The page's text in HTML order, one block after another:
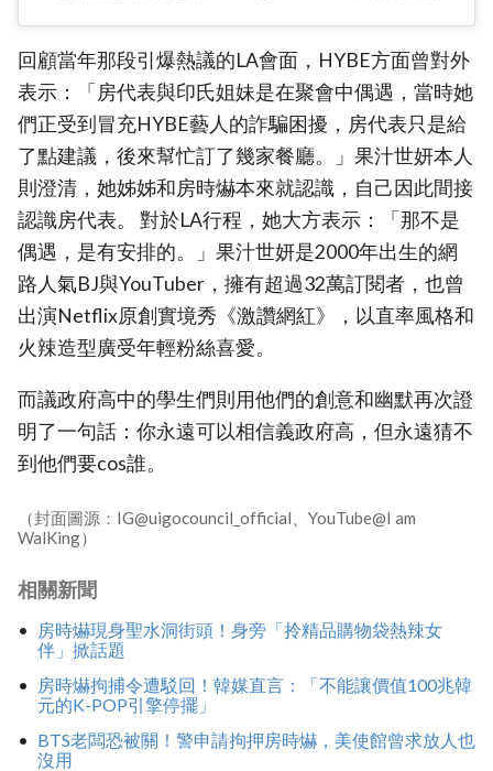
回顧當年那段引爆熱議的LA會面，HYBE方面曾對外
表示：「房代表與印氏姐妹是在聚會中偶遇，當時她
們正受到冒充HYBE藝人的詐騙困擾，房代表只是給
了點建議，後來幫忙訂了幾家餐廳。」果汁世妍本人
則澄清，她姊姊和房時爀本來就認識，自己因此間接
認識房代表。 對於LA行程，她大方表示：「那不是
偶遇，是有安排的。」果汁世妍是2000年出生的網
路人氣BJ與YouTuber，擁有超過32萬訂閱者，也曾
出演Netflix原創實境秀《激讚網紅》，以直率風格和
火辣造型廣受年輕粉絲喜愛。
而議政府高中的學生們則用他們的創意和幽默再次證
明了一句話：你永遠可以相信義政府高，但永遠猜不
到他們要cos誰。
（封面圖源：IG@uigocouncil_official、YouTube@I am
WalKing）
相關新聞
房時爀現身聖水洞街頭！身旁「拎精品購物袋熱辣女
伴」掀話題
房時爀拘捕令遭駁回！韓媒直言：「不能讓價值100兆韓
元的K-POP引擎停擺」
BTS老闆恐被關！警申請拘押房時爀，美使館曾求放人也
沒用